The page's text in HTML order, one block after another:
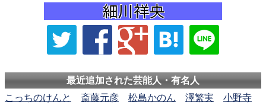
最近追加された芸能人・有名人
こっちのけんと
斎藤元彦 松島かのん 澤繁実
小野寺